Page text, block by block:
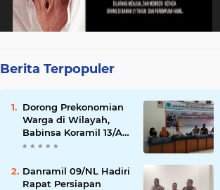
Berita Terpopuler
Dorong Prekonomian
Warga di Wilayah,
Babinsa Koramil 13/AN
Gandeng Kaum Ibu
Menjahit
Danramil 09/NL Hadiri
Rapat Persiapan